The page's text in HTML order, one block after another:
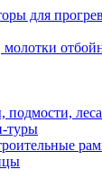
для
туры